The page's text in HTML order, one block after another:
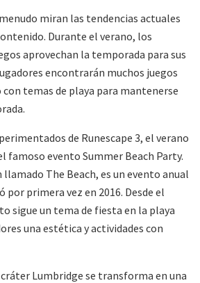
miran las tendencias actuales
Durante el verano, los
aprovechan la temporada para sus
encontrarán muchos juegos
temas de playa para mantenerse
de Runescape 3, el verano
famoso evento Summer Beach Party.
The Beach, es un evento anual
por primera vez en 2016. Desde el
sigue un tema de fiesta en la playa
una estética y actividades con
Lumbridge se transforma en una